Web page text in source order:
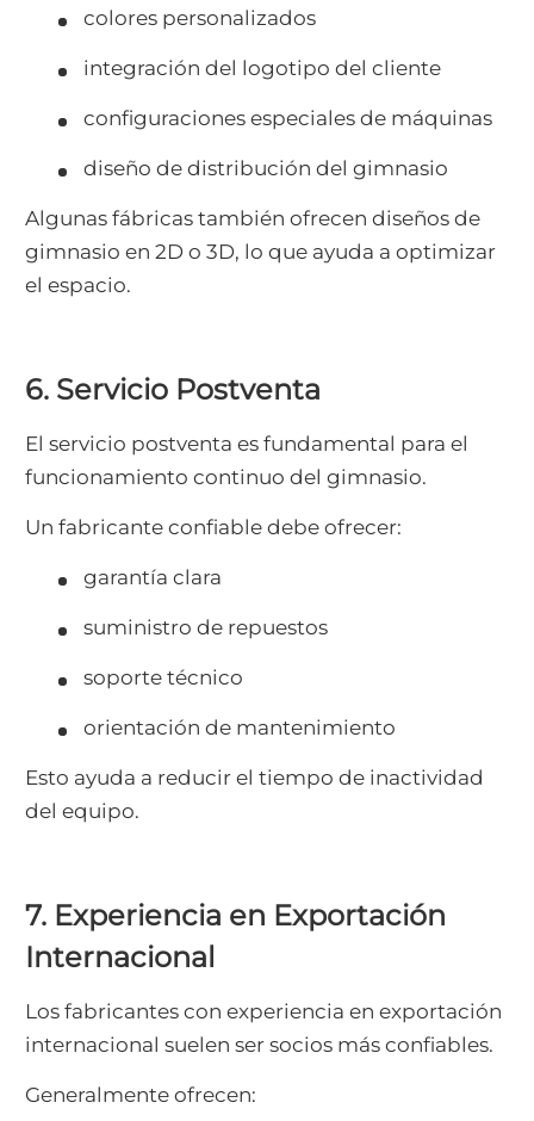
colores personalizados
integración del logotipo del cliente
configuraciones especiales de máquinas
diseño de distribución del gimnasio
Algunas fábricas también ofrecen diseños de
gimnasio en 2D o 3D, lo que ayuda a optimizar
el espacio.
6. Servicio Postventa
El servicio postventa es fundamental para el
funcionamiento continuo del gimnasio.
Un fabricante confiable debe ofrecer:
garantía clara
suministro de repuestos
soporte técnico
orientación de mantenimiento
Esto ayuda a reducir el tiempo de inactividad
del equipo.
7. Experiencia en Exportación
Internacional
Los fabricantes con experiencia en exportación
internacional suelen ser socios más confiables.
Generalmente ofrecen: